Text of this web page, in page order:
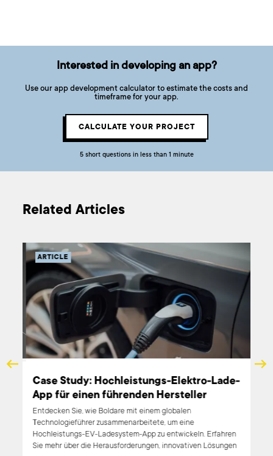
Interested in developing an app?
Use our app development calculator to estimate the costs and
timeframe for your app.
CALCULATE YOUR PROJECT
5 short questions in less than 1 minute
Related Articles
ARTICLE
Case Study: Hochleistungs-Elektro-Lade-
App für einen führenden Hersteller
Entdecken Sie, wie Boldare mit einem globalen
Technologieführer zusammenarbeitete, um eine
Hochleistungs-EV-Ladesystem-App zu entwickeln. Erfahren
Sie mehr über die Herausforderungen, innovativen Lösungen